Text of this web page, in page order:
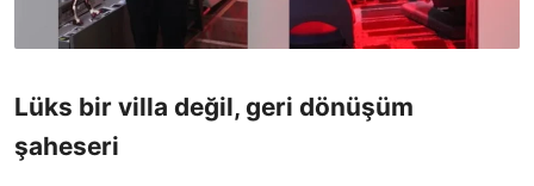
Lüks bir villa değil, geri dönüşüm
şaheseri